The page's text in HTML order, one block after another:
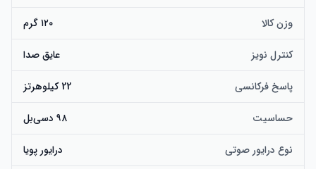
وزن کالا ۱۲۰ گرم
کنترل نویز عایق صدا
پاسخ فرکانسی 22 کیلوهرتز
حساسیت ۹۸ دسی‌بل
نوع درایور صوتی درایور پویا